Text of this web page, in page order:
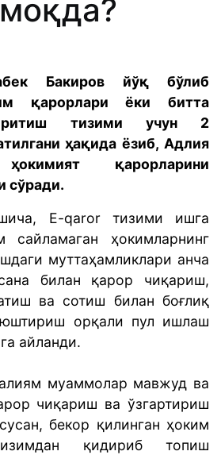
Бакиров йўқ бўлиб
қарорлари ёки битта
тизими учун 2
ҳақида ёзиб, Адлия
ҳокимият қарорларини
сўради.
E-qaror тизими ишга
ҳокимларнинг
муттаҳамликлари анча
билан қарор чиқариш,
ва сотиш билан боғлиқ
орқали пул ишлаш
айланди.
муаммолар мавжуд ва
чиқариш ва ўзгартириш
бекор қилинган ҳоким
қидириб топиш